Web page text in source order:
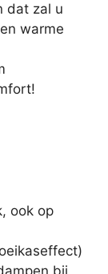
dat zal u
warme
ook op
bij